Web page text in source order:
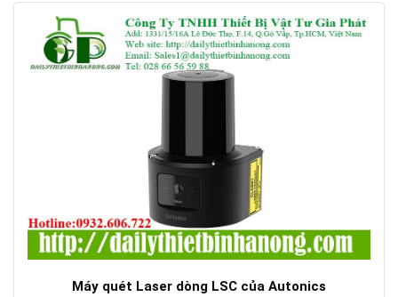
Máy quét Laser dòng LSC của Autonics